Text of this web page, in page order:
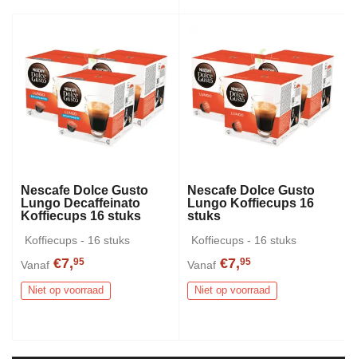
Nescafe Dolce Gusto
Lungo Decaffeinato
Koffiecups 16 stuks
Koffiecups - 16 stuks
Vanaf €7,95
Niet op voorraad
Nescafe Dolce Gusto
Lungo Koffiecups 16
stuks
Koffiecups - 16 stuks
Vanaf €7,95
Niet op voorraad